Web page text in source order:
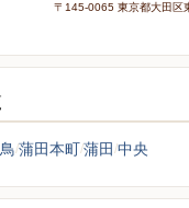
〒145-0065 東京都大田区
蒲田本町蒲田 中央